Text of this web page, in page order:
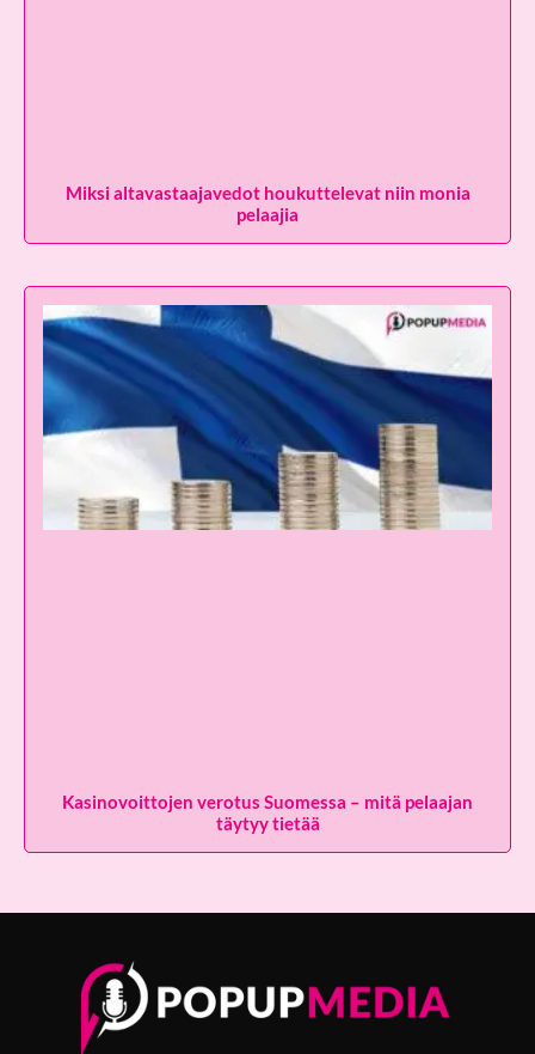
Miksi altavastaajavedot houkuttelevat niin monia
pelaajia
Kasinovoittojen verotus Suomessa – mitä pelaajan
täytyy tietää